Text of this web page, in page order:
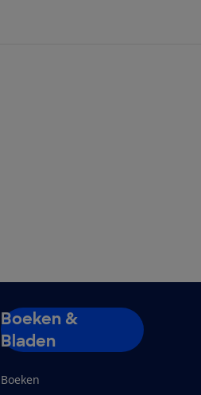
Boeken &
Bladen
Boeken